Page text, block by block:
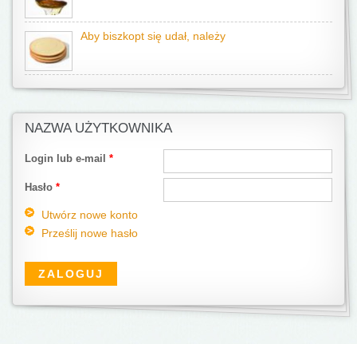
Aby biszkopt się udał, należy
NAZWA UŻYTKOWNIKA
Login lub e-mail *
Hasło *
Utwórz nowe konto
Prześlij nowe hasło